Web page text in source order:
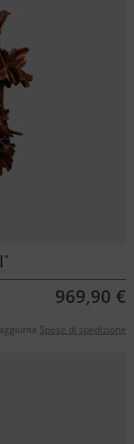
969,90 €
Spese di spedizione